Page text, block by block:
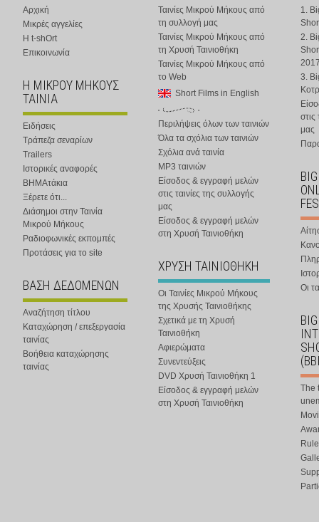
Αρχική
Μικρές αγγελίες
Η t-shOrt
Επικοινωνία
Η ΜΙΚΡΟΥ ΜΗΚΟΥΣ
ΤΑΙΝΙΑ
Ειδήσεις
Τράπεζα σεναρίων
Trailers
Ιστορικές αναφορές
ΒΗΜΑτάκια
Ξέρετε ότι...
Διάσημοι στην Ταινία
Μικρού Μήκους
Ραδιοφωνικές εκπομπές
Προτάσεις για το site
ΒΑΣΗ ΔΕΔΟΜΕΝΩΝ
Αναζήτηση τίτλου
Καταχώρηση / επεξεργασία
ταινίας
Βοήθεια καταχώρησης
ταινίας
Ταινίες Μικρού Μήκους από
τη συλλογή μας
Ταινίες Μικρού Μήκους από
τη Χρυσή Ταινιοθήκη
Ταινίες Μικρού Μήκους από
το Web
Short Films in English
Περιλήψεις όλων των ταινιών
Όλα τα σχόλια των ταινιών
Σχόλια ανά ταινία
MP3 ταινιών
Είσοδος & εγγραφή μελών
στις ταινίες της συλλογής
μας
Είσοδος & εγγραφή μελών
στη Χρυσή Ταινιοθήκη
ΧΡΥΣΗ ΤΑΙΝΙΟΘΗΚΗ
Οι Ταινίες Μικρού Μήκους
της Χρυσής Ταινιοθήκης
Σχετικά με τη Χρυσή
Ταινιοθήκη
Αφιερώματα
Συνεντεύξεις
DVD Χρυσή Ταινιοθήκη 1
Είσοδος & εγγραφή μελών
στη Χρυσή Ταινιοθήκη
1.
2.
3.
στις
μας
Οι
The